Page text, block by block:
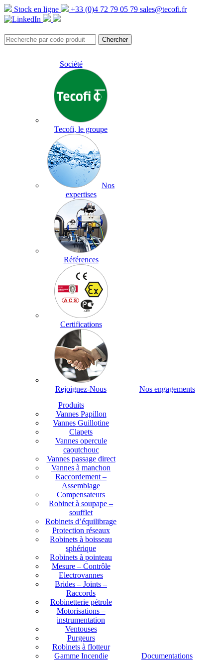
Stock en ligne +33 (0)4 72 79 05 79 sales@tecofi.fr
Société
Tecofi, le groupe
Nos
expertises
Références
Certifications
Rejoignez-Nous
Nos engagements
Produits
Vannes Papillon
Vannes Guillotine
Clapets
Vannes opercule
caoutchouc
Vannes passage direct
Vannes à manchon
Raccordement –
Assemblage
Compensateurs
Robinet à soupape –
soufflet
Robinets d’équilibrage
Protection réseaux
Robinets à boisseau
sphérique
Robinets à pointeau
Mesure – Contrôle
Electrovannes
Brides – Joints –
Raccords
Robinetterie pétrole
Motorisations –
instrumentation
Ventouses
Purgeurs
Robinets à flotteur
Gamme Incendie
Documentations